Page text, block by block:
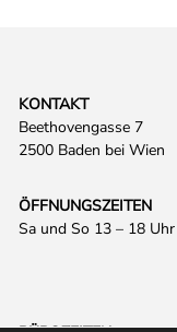
KONTAKT
Beethovengasse 7
2500 Baden bei Wien
ÖFFNUNGSZEITEN
Sa und So 13 – 18 Uhr